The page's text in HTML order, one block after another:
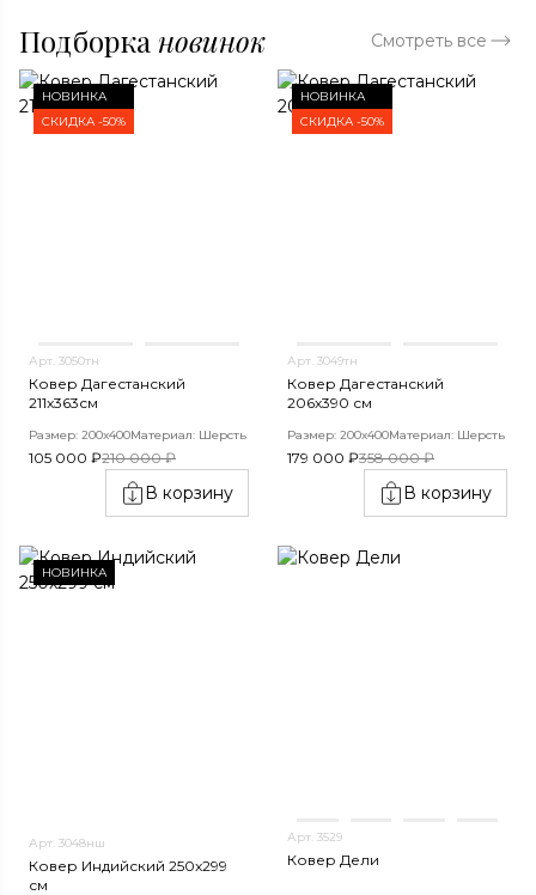
Подборка новинок Смотреть все
НОВИНКА
СКИДКА -50%
Арт. 3050тн
Ковер Дагестанский
211x363см
Размер: 200х400Материал: Шерсть
105 000 ₽210 000 ₽
В корзину
НОВИНКА
СКИДКА -50%
Арт. 3049тн
Ковер Дагестанский
206x390 см
Размер: 200х400Материал: Шерсть
179 000 ₽358 000 ₽
В корзину
НОВИНКА
Арт. 3048нш
Ковер Индийский 250x299
см
Арт. 3529
Ковер Дели